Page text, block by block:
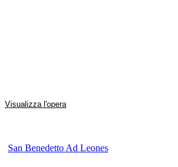
Visualizza l'opera
San Benedetto Ad Leones